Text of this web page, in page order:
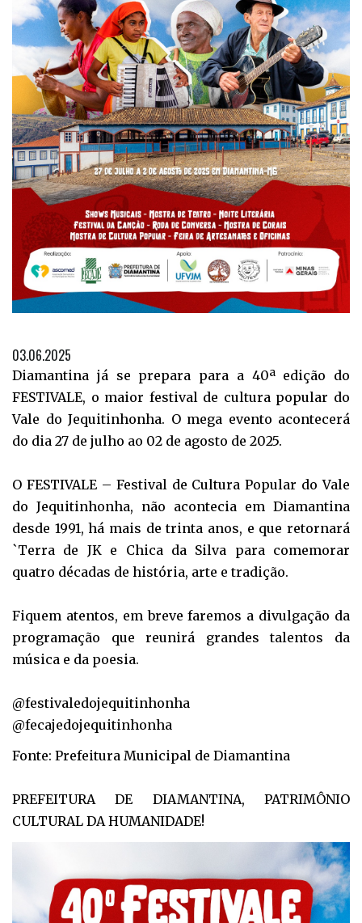
03.06.2025
Diamantina já se prepara para a 40ª edição do
FESTIVALE, o maior festival de cultura popular do
Vale do Jequitinhonha. O mega evento acontecerá
do dia 27 de julho ao 02 de agosto de 2025.
O FESTIVALE – Festival de Cultura Popular do Vale
do Jequitinhonha, não acontecia em Diamantina
desde 1991, há mais de trinta anos, e que retornará
`Terra de JK e Chica da Silva para comemorar
quatro décadas de história, arte e tradição.
Fiquem atentos, em breve faremos a divulgação da
programação que reunirá grandes talentos da
música e da poesia.
@festivaledojequitinhonha
@fecajedojequitinhonha
Fonte: Prefeitura Municipal de Diamantina
PREFEITURA DE DIAMANTINA, PATRIMÔNIO
CULTURAL DA HUMANIDADE!